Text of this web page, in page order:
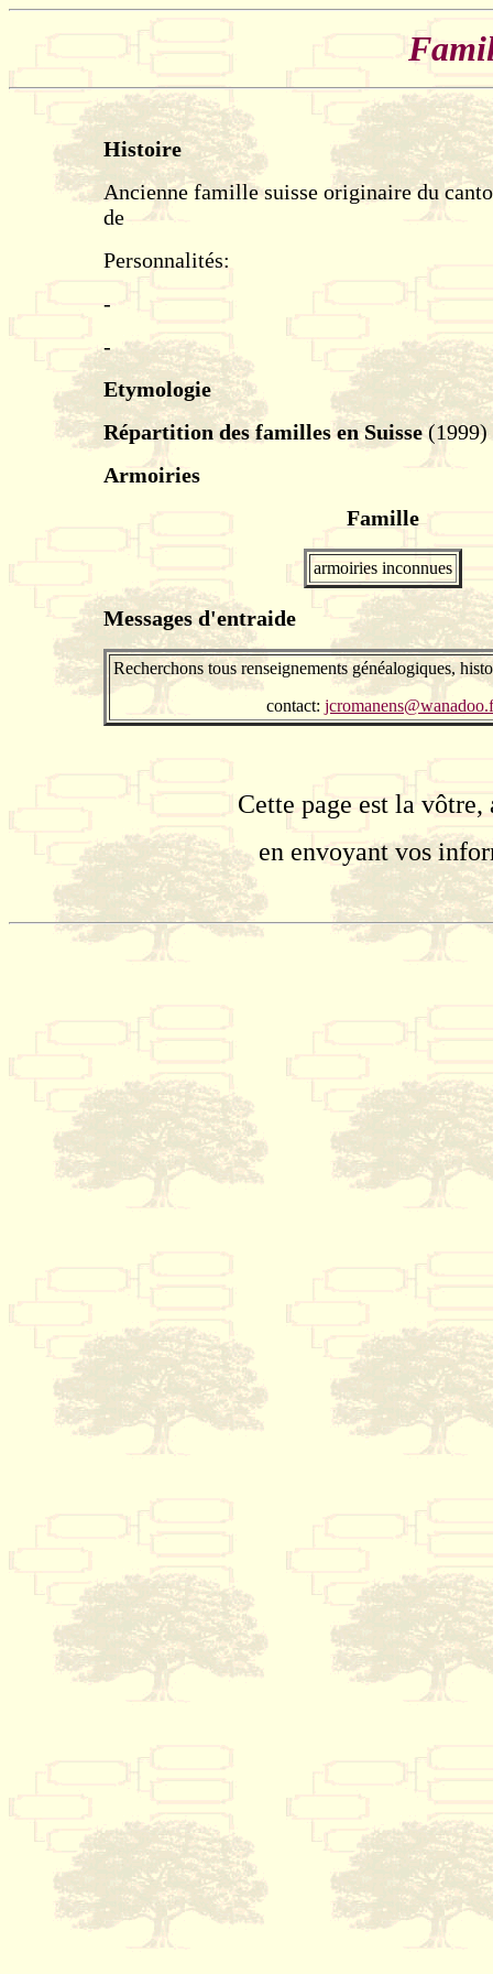
Histoire
Ancienne famille suisse originaire du
de
Personnalités:
-
-
Etymologie
Répartition des familles en Suisse(1999)
Armoiries
Famille
armoiries inconnues
Messages d'entraide
Recherchons tous renseignements généalogiques,
contact:
Cette page est la
en envoyant vos